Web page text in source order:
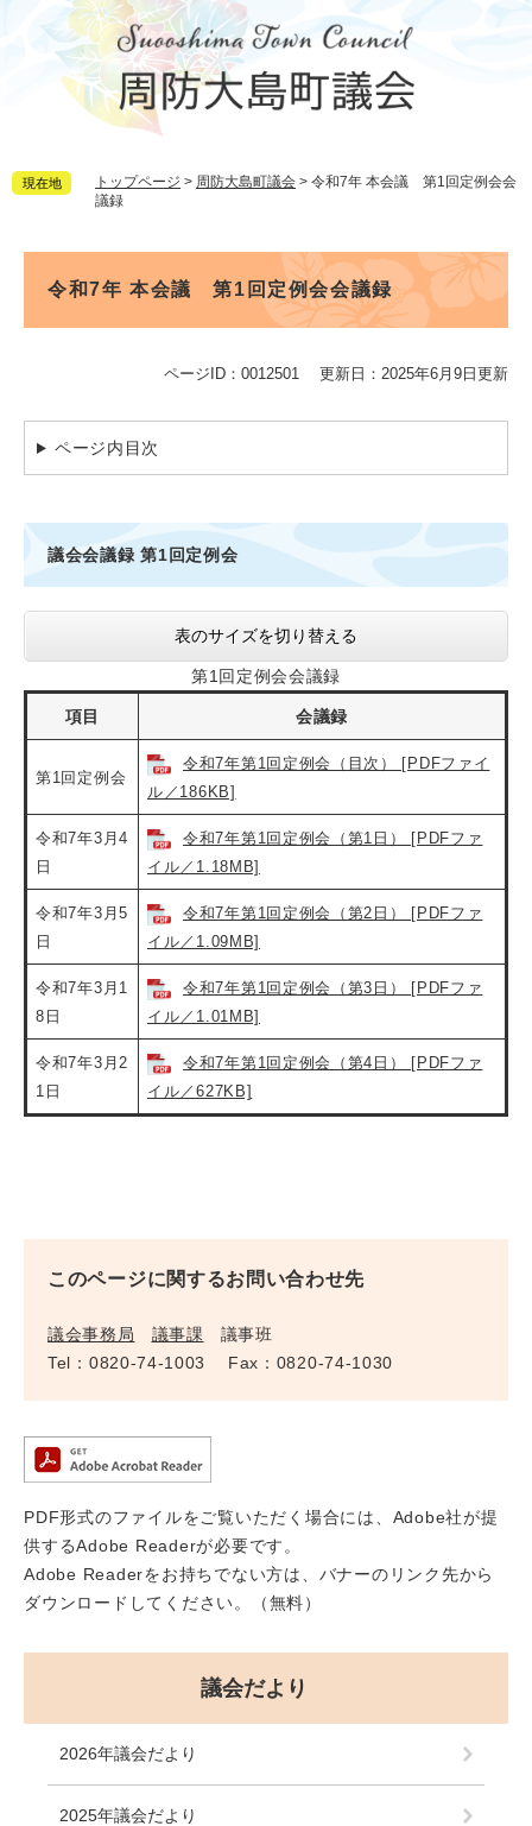
す。
し
現在地 トップページ > 周防大島町議会 > 令和7年 本会議 第1回定例会会
議録
令和7年 本会議 第1回定例会会議録
ページID：0012501 更新日：2025年6月9日更新
ページ内目次
議会会議録 第1回定例会
表のサイズを切り替える
第1回定例会会議録
項目 会議録
第1回定例会
令和7年第1回定例会（目次） [PDFファイ
ル／186KB]
令和7年3月4
日
令和7年第1回定例会（第1日） [PDFファ
イル／1.18MB]
令和7年3月5
日
令和7年第1回定例会（第2日） [PDFファ
イル／1.09MB]
令和7年3月1
8日
令和7年第1回定例会（第3日） [PDFファ
イル／1.01MB]
令和7年3月2
1日
令和7年第1回定例会（第4日） [PDFファ
イル／627KB]
このページに関するお問い合わせ先
議会事務局 議事課
議事班
Tel：0820-74-1003
Fax：0820-74-1030
PDF形式のファイルをご覧いただく場合には、Adobe社が提
供するAdobe Readerが必要です。
Adobe Readerをお持ちでない方は、バナーのリンク先から
ダウンロードしてください。（無料）
議会だより
2026年議会だより
2025年議会だより